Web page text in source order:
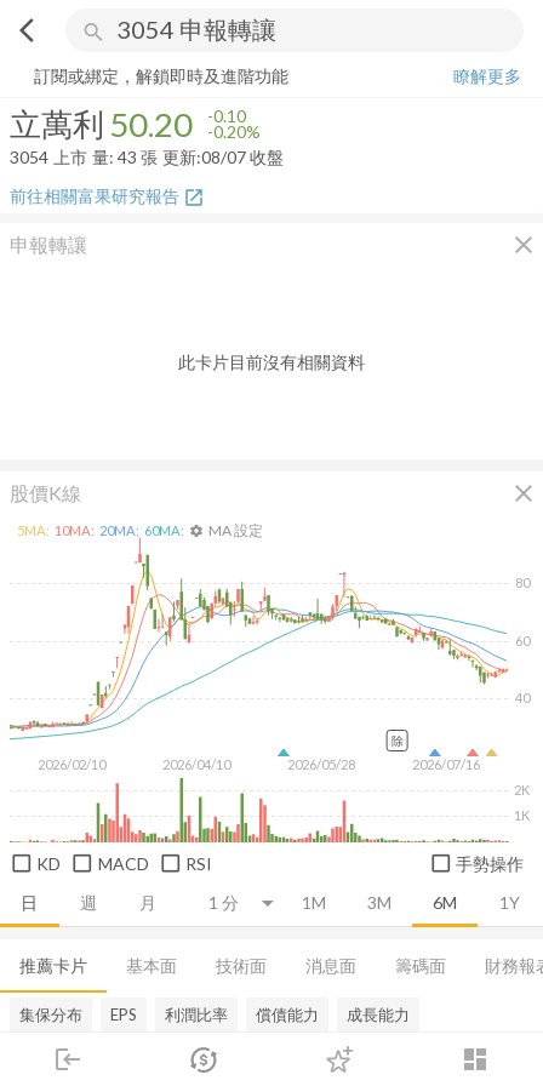
arrow_back_ios search
login dashboard
市場 登入
立萬利 50.20 -0.20%
訂閱或綁定，解鎖即時及進階功能
瞭解更多
立萬利 50.20 -0.10
-0.20%
3054 上市 量: 43 張 更新:08/07 收盤
前往相關富果研究報告 open_in_new
申報轉讓 close
此卡片目前沒有相關資料
股價K線 close
日 週 月 1M 3M 6M 1Y
2026/02/10 2026/04/10 2026/05/28 2026/07/16
40
60
80
1K
2K
5MA: 10MA: 20MA: 60MA: settings MA 設定
除
KD MACD RSI 手勢操作
推薦卡片 基本面 技術面 消息面 籌碼面 財務報
集保分布 EPS 利潤比率 償債能力 成長能力